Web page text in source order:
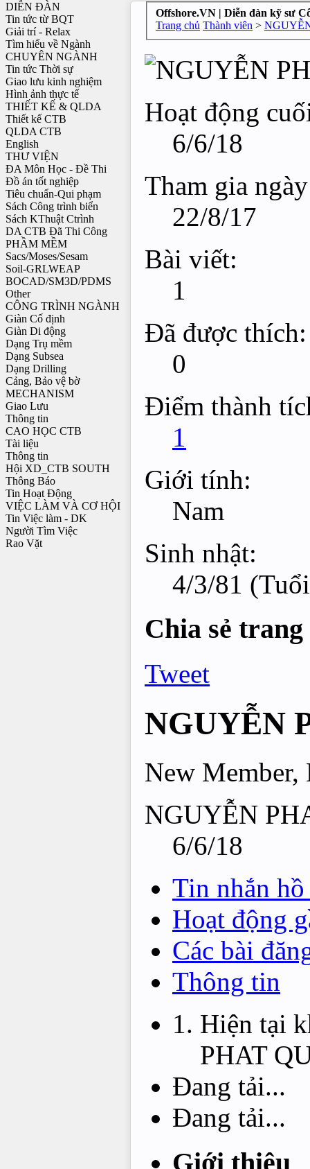
DIỄN ĐÀN
Tin tức từ BQT
Giải trí - Relax
Tìm hiểu về Ngành
CHUYÊN NGÀNH
Tin tức Thời sự
Giao lưu kinh nghiệm
Hình ảnh thực tế
THIẾT KẾ & QLDA
Thiết kế CTB
QLDA CTB
English
THƯ VIỆN
ĐA Môn Học - Đề Thi
Đồ án tốt nghiệp
Tiêu chuẩn-Qui phạm
Sách Công trình biển
Sách KThuật Ctrình
DA CTB Đã Thi Công
PHẦM MỀM
Sacs/Moses/Sesam
Soil-GRLWEAP
BOCAD/SM3D/PDMS
Other
CÔNG TRÌNH NGÀNH
Giàn Cố định
Giàn Di động
Dạng Trụ mềm
Dạng Subsea
Dạng Drilling
Cảng, Bảo vệ bờ
MECHANISM
Giao Lưu
Thông tin
CAO HỌC CTB
Tài liệu
Thông tin
Hội XD_CTB SOUTH
Thông Báo
Tin Hoạt Động
VIỆC LÀM VÀ CƠ HỘI
Tin Việc làm - DK
Người Tìm Việc
Rao Vặt
Offshore.VN | Diễn đàn kỹ sư
Trang chủ Thành viên >
Hoạt động
6/6/18
Tham gia
22/8/17
Bài viết:
1
Đã được thích:
0
Điểm thành
1
Giới tính:
Nam
Sinh nhật:
4/3/81
Chia sẻ trang
Tweet
NGUYỄN
New Member,
NGUYỄN
6/6/18
Tin nhắn hồ
Hoạt động
Các bài
Thông tin
Hiện tại
PHAT
Đang tải...
Đang tải...
Giới thiệu